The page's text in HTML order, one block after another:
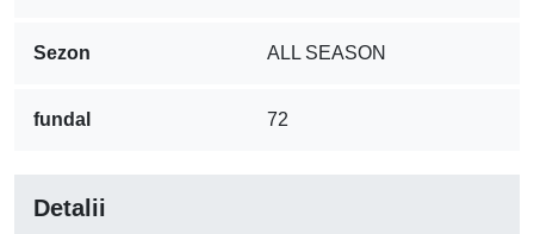
Sezon ALL SEASON
fundal 72
Detalii